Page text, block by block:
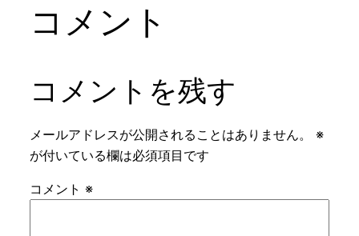
コメント
コメントを残す
メールアドレスが公開されることはありません。
※
が付いている欄は必須項目です
コメント ※